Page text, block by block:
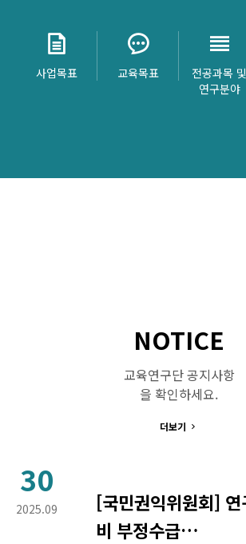
사업목표 교육목표
전공과목 및
연구분야
NOTICE
교육연구단 공지사항
을 확인하세요.
더보기
30
2025.09
[국민권익위원회]
비 부정수급…